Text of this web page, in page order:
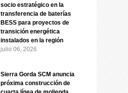
socio estratégico en la
transferencia de baterías
BESS para proyectos de
transición energética
instalados en la región
julio 06, 2026
Sierra Gorda SCM anuncia
próxima construcción de